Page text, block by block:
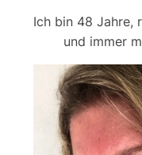
Ich bin 48 Jahre,
und immer